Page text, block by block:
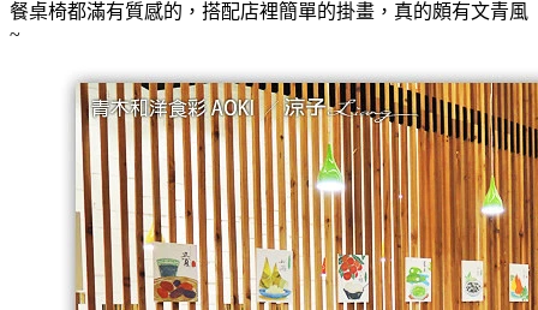
餐桌椅都滿有質感的，搭配店裡簡單的掛畫，真的頗有文青風
~